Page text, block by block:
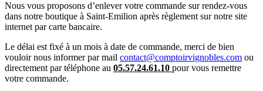
Nous vous proposons d’enlever votre commande sur rendez-vous
dans notre boutique à Saint-Emilion après règlement sur notre site
internet par carte bancaire.
Le délai est fixé à un mois à date de commande, merci de bien
vouloir nous informer par mail contact@comptoirvignobles.com ou
directement par téléphone au 05.57.24.61.10 pour vous remettre
votre commande.